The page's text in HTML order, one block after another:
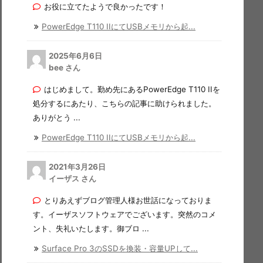
お役に立てたようで良かったです！
PowerEdge T110 IIにてUSBメモリから起...
2025年6月6日
bee さん
はじめまして。勤め先にあるPowerEdge T110 IIを
処分するにあたり、こちらの記事に助けられました。
ありがとう ...
PowerEdge T110 IIにてUSBメモリから起...
2021年3月26日
イーザス さん
とりあえずブログ管理人様お世話になっておりま
す。イーザスソフトウェアでございます。突然のコメ
ント、失礼いたします。御ブロ ...
Surface Pro 3のSSDを換装・容量UPして...